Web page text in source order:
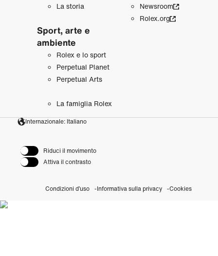
La storia
Sport, arte e
ambiente
Rolex e lo sport
Perpetual Planet
Perpetual Arts
La famiglia Rolex
Newsroom
Rolex.org
Internazionale: Italiano
Riduci il movimento
Attiva il contrasto
Condizioni d’uso Informativa sulla privacy Cookies